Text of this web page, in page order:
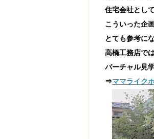
住宅会社とし
こういった企
とても参考に
高橋工務店で
バーチャル見
⇒ママライク